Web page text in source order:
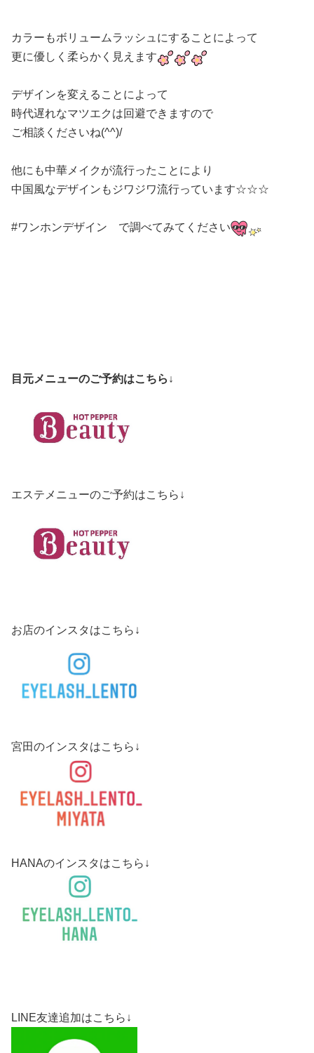
カラーもボリュームラッシュにすることによって
更に優しく柔らかく見えます
デザインを変えることによって
時代遅れなマツエクは回避できますので
ご相談くださいね(^^)/
他にも中華メイクが流行ったことにより
中国風なデザインもジワジワ流行っています☆☆☆
#ワンホンデザイン で調べてみてください
目元メニューのご予約はこちら↓
エステメニューのご予約はこちら↓
お店のインスタはこちら↓
宮田のインスタはこちら↓
HANAのインスタはこちら↓
LINE友達追加はこちら↓